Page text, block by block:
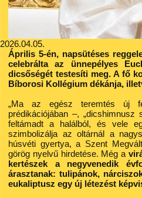
2026.04.05.
Április 5-én, napsütéses
celebrálta az ünnepélyes
dicsőségét testesíti meg. A fő
Bíborosi Kollégium dékánja,
„Ma az egész teremtés új
prédikációjában –,
feltámadt a halálból, és vele
szimbolizálja az oltárnál a
húsvéti gyertya, a Szent
görög nyelvű hirdetése. Még a
kertészek a negyvenedik
árasztanak: tulipánok,
eukaliptusz egy új létezést